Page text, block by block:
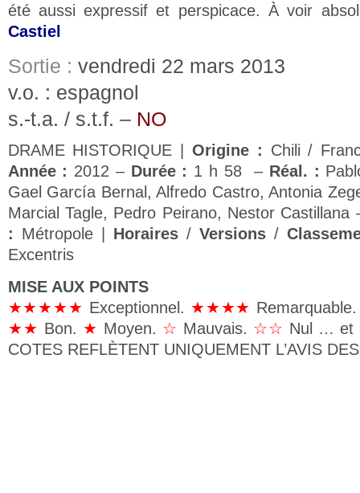
été aussi expressif et perspicace. À voir
Castiel
Sortie : vendredi 22 mars 2013
v.o. : espagnol
s.-t.a. / s.t.f. – NO
DRAME HISTORIQUE | Origine : Chili /
Année : 2012 – Durée : 1 h 58 – Réal. :
Gael García Bernal, Alfredo Castro, Antonia
Marcial Tagle, Pedro Peirano, Nestor Castillana
: Métropole | Horaires/ Versions/
Excentris
MISE AUX POINTS
★★★★★ Exceptionnel. ★★★★
★★ Bon. ★ Moyen. ☆ Mauvais. ☆☆ Nul … et
COTES REFLÈTENT UNIQUEMENT L’AVIS